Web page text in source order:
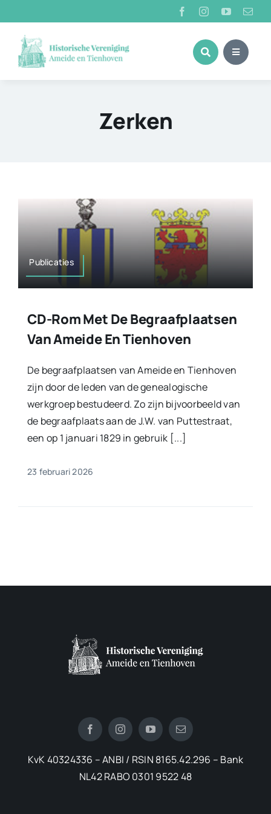
naar
inhoud
Zerken
Publicaties
CD-Rom Met De Begraafplaatsen
Van Ameide En Tienhoven
De begraafplaatsen van Ameide en Tienhoven
zijn door de leden van de genealogische
werkgroep bestudeerd. Zo zijn bijvoorbeeld van
de begraafplaats aan de J.W. van Puttestraat,
een op 1 januari 1829 in gebruik [...]
23 februari 2026
KvK 40324336 – ANBI / RSIN 8165.42.296 – Bank
NL42 RABO 0301 9522 48